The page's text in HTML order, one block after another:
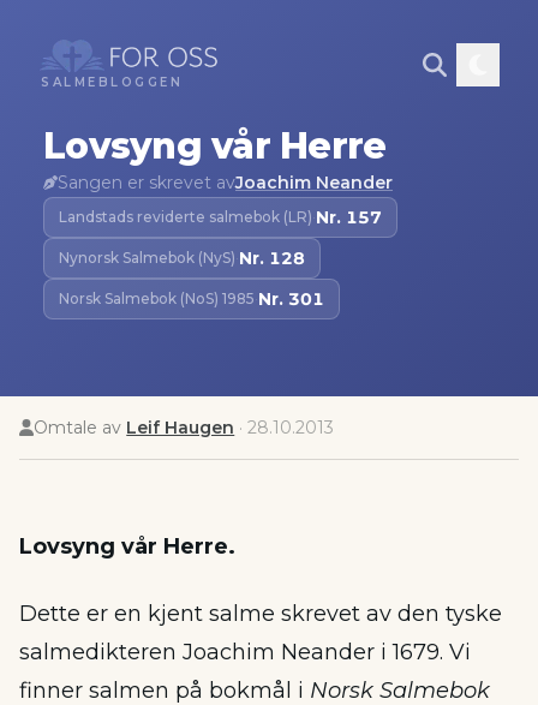
SALMEBLOGGEN
Lovsyng vår Herre
Sangen er skrevet avJoachim Neander
Landstads reviderte salmebok (LR)·Nr. 157
Nynorsk Salmebok (NyS)·Nr. 128
Norsk Salmebok (NoS) 1985·Nr. 301
Omtale av Leif Haugen ·28.10.2013
Lovsyng vår Herre.
Dette er en kjent salme skrevet av den tyske
salmedikteren Joachim Neander i 1679. Vi
finner salmen på bokmål i Norsk Salmebok